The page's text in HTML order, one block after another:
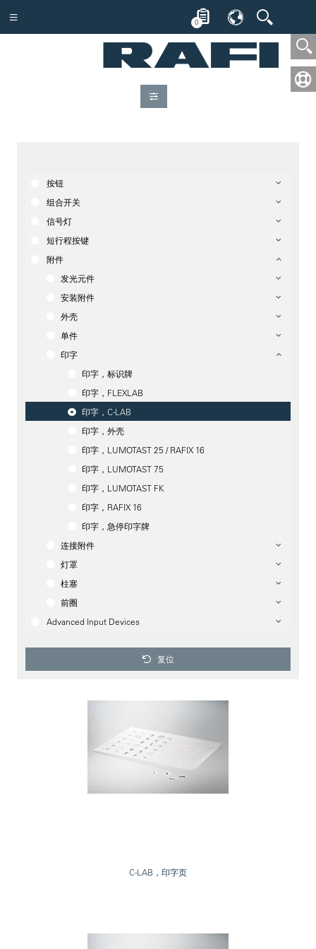
0
按钮
组合开关
信号灯
短行程按键
附件
发光元件
安装附件
外壳
单件
印字
印字，标识牌
印字，FLEXLAB
印字，C-LAB
印字，外壳
印字，LUMOTAST 25 / RAFIX 16
印字，LUMOTAST 75
印字，LUMOTAST FK
印字，RAFIX 16
印字，急停印字牌
连接附件
灯罩
柱塞
前圈
Advanced Input Devices
复位
C-LAB，印字页